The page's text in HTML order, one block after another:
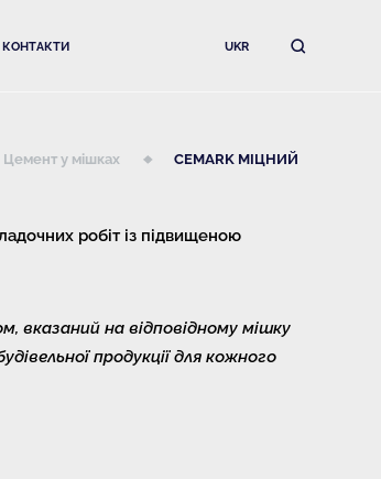
КОНТАКТИ UKR
Цемент у мішках CEMARK МІЦНИЙ
робіт із підвищеною
вказаний на відповідному мішку
продукції для кожного